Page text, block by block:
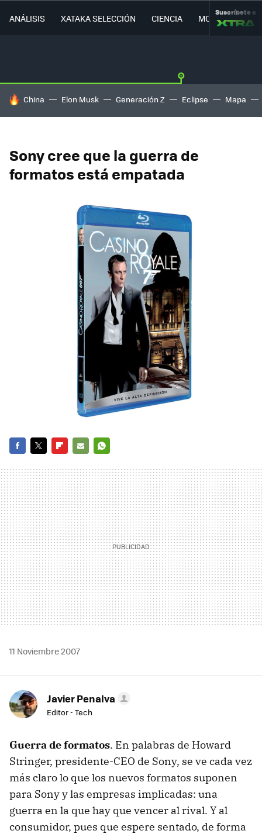
ANÁLISIS XATAKA SELECCIÓN CIENCIA MOVILIDAD
Suscríbete a
HOY SE HABLA DE
China Elon Musk Generación Z Eclipse Mapa
Sony cree que la guerra de
formatos está empatada
MAIL
11 Noviembre 2007
Javier Penalva
Editor - Tech
Guerra de formatos. En palabras de Howard
Stringer, presidente-CEO de Sony, se ve cada vez
más claro lo que los nuevos formatos suponen
para Sony y las empresas implicadas: una
guerra en la que hay que vencer al rival. Y al
consumidor, pues que espere sentado, de forma